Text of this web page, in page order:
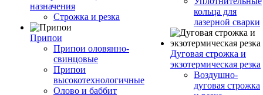
назначения
Строжка и резка
Припои
Припои оловянно-
свинцовые
Припои
высокотехнологичные
Олово и баббит
кольца для
лазерной сварки
Дуговая строжка и
экзотермическая резка
Воздушно-
дуговая строжка